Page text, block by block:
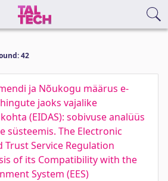
42
ja Nõukogu määrus e-
jaoks vajalike
(EIDAS): sobivuse analüüs
süsteemis. The Electronic
Service Regulation
of its Compatibility with the
System (EES)